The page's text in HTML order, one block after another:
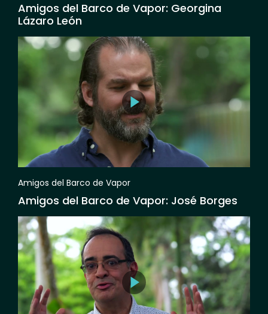
Amigos del Barco de Vapor: Georgina
Lázaro León
Amigos del Barco de Vapor
Amigos del Barco de Vapor: José Borges